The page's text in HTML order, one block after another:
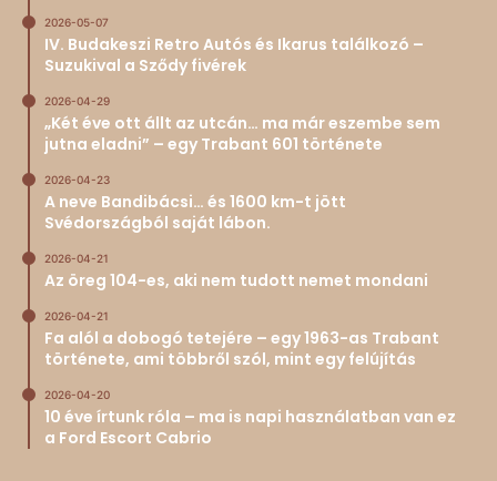
2026-05-07
IV. Budakeszi Retro Autós és Ikarus találkozó –
Suzukival a Sződy fivérek
2026-04-29
„Két éve ott állt az utcán… ma már eszembe sem
jutna eladni” – egy Trabant 601 története
2026-04-23
A neve Bandibácsi… és 1600 km-t jött
Svédországból saját lábon.
2026-04-21
Az öreg 104-es, aki nem tudott nemet mondani
2026-04-21
Fa alól a dobogó tetejére – egy 1963-as Trabant
története, ami többről szól, mint egy felújítás
2026-04-20
10 éve írtunk róla – ma is napi használatban van ez
a Ford Escort Cabrio